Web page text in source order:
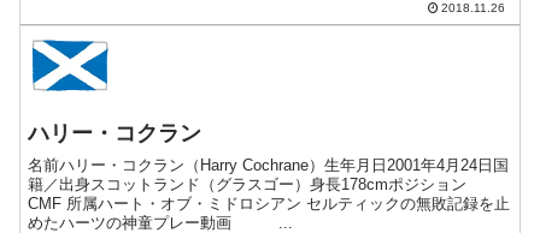
2018.11.26
ハリー・コクラン
名前ハリー・コクラン（Harry Cochrane）生年月日2001年4月24日国
籍／出身スコットランド（グラスゴー）身長178cmポジション
CMF 所属ハート・オブ・ミドロシアン セルティックの無敗記録を止
めたハーツの神童プレー動画 ...